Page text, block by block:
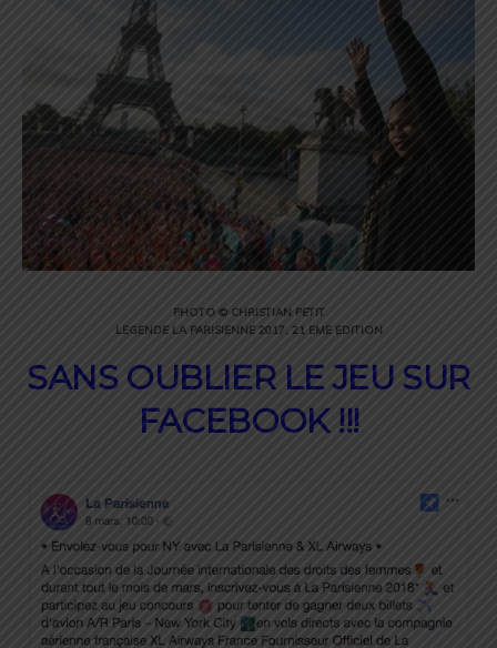
PHOTO © CHRISTIAN PETIT
LEGENDE LA PARISIENNE 2017, 21 EME EDITION
SANS OUBLIER LE JEU SUR
FACEBOOK !!!